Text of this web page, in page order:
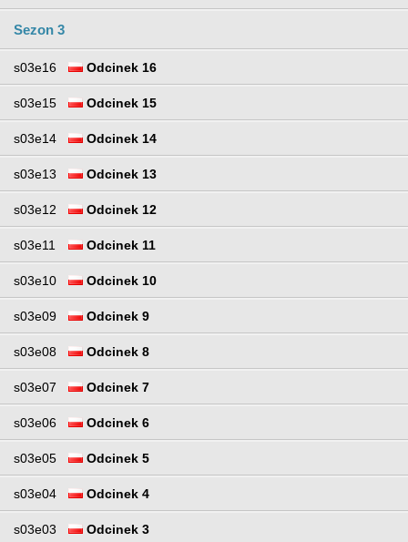
Sezon 3
s03e16 Odcinek 16
s03e15 Odcinek 15
s03e14 Odcinek 14
s03e13 Odcinek 13
s03e12 Odcinek 12
s03e11 Odcinek 11
s03e10 Odcinek 10
s03e09 Odcinek 9
s03e08 Odcinek 8
s03e07 Odcinek 7
s03e06 Odcinek 6
s03e05 Odcinek 5
s03e04 Odcinek 4
s03e03 Odcinek 3